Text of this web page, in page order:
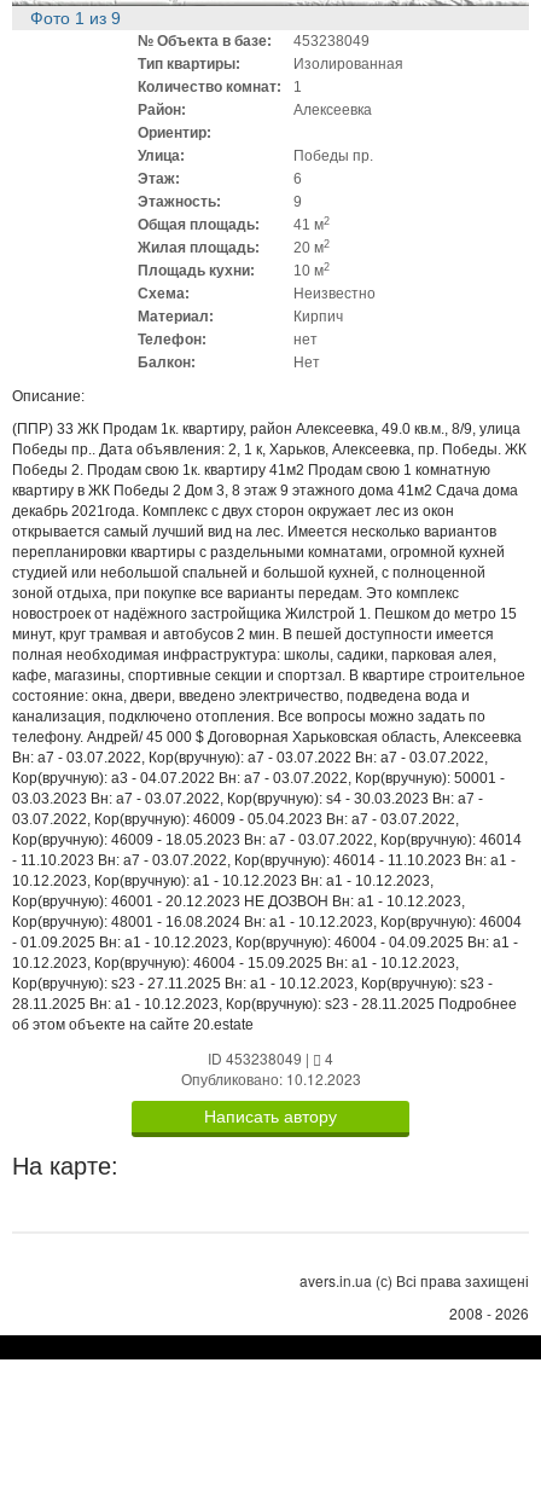
Фото 1 из 9
№ Объекта в базе:
453238049
Тип квартиры:
Изолированная
Количество комнат:
1
Район:
Алексеевка
Ориентир:
Улица:
Победы пр.
Этаж:
6
Этажность:
9
Общая площадь:
41 м2
Жилая площадь: 20 м2
Площадь кухни: 10 м2
Схема:
Неизвестно
Материал:
Кирпич
Телефон:
нет
Балкон:
Нет
Описание:
(ППР) 33 ЖК Продам 1к. квартиру, район Алексеевка, 49.0 кв.м., 8/9, улица
Победы пр.. Дата объявления: 2, 1 к, Харьков, Алексеевка, пр. Победы. ЖК
Победы 2. Продам свою 1к. квартиру 41м2 Продам свою 1 комнатную
квартиру в ЖК Победы 2 Дом 3, 8 этаж 9 этажного дома 41м2 Сдача дома
декабрь 2021года. Комплекс с двух сторон окружает лес из окон
открывается самый лучший вид на лес. Имеется несколько вариантов
перепланировки квартиры с раздельными комнатами, огромной кухней
студией или небольшой спальней и большой кухней, с полноценной
зоной отдыха, при покупке все варианты передам. Это комплекс
новостроек от надёжного застройщика Жилстрой 1. Пешком до метро 15
минут, круг трамвая и автобусов 2 мин. В пешей доступности имеется
полная необходимая инфраструктура: школы, садики, парковая алея,
кафе, магазины, спортивные секции и спортзал. В квартире строительное
состояние: окна, двери, введено электричество, подведена вода и
канализация, подключено отопления. Все вопросы можно задать по
телефону. Андрей/ 45 000 $ Договорная Харьковская область, Алексеевка
Вн: a7 - 03.07.2022, Кор(вручную): a7 - 03.07.2022 Вн: a7 - 03.07.2022,
Кор(вручную): a3 - 04.07.2022 Вн: a7 - 03.07.2022, Кор(вручную): 50001 -
03.03.2023 Вн: a7 - 03.07.2022, Кор(вручную): s4 - 30.03.2023 Вн: a7 -
03.07.2022, Кор(вручную): 46009 - 05.04.2023 Вн: a7 - 03.07.2022,
Кор(вручную): 46009 - 18.05.2023 Вн: a7 - 03.07.2022, Кор(вручную): 46014
- 11.10.2023 Вн: a7 - 03.07.2022, Кор(вручную): 46014 - 11.10.2023 Вн: a1 -
10.12.2023, Кор(вручную): a1 - 10.12.2023 Вн: a1 - 10.12.2023,
Кор(вручную): 46001 - 20.12.2023 НЕ ДОЗВОН Вн: a1 - 10.12.2023,
Кор(вручную): 48001 - 16.08.2024 Вн: a1 - 10.12.2023, Кор(вручную): 46004
- 01.09.2025 Вн: a1 - 10.12.2023, Кор(вручную): 46004 - 04.09.2025 Вн: a1 -
10.12.2023, Кор(вручную): 46004 - 15.09.2025 Вн: a1 - 10.12.2023,
Кор(вручную): s23 - 27.11.2025 Вн: a1 - 10.12.2023, Кор(вручную): s23 -
28.11.2025 Вн: a1 - 10.12.2023, Кор(вручную): s23 - 28.11.2025 Подробнее
об этом объекте на сайте 20.estate
ID 453238049 |
4
Опубликовано: 10.12.2023
Написать автору
На карте:
avers.in.ua (с) Всі права захищені
2008 - 2026